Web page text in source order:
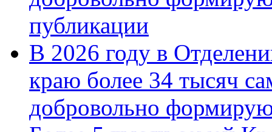
публикации
В 2026 году в
краю более 34 тысяч
добровольно